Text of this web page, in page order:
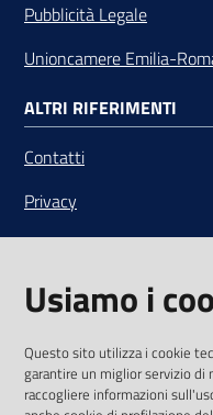
Pubblicità Legale
Unioncamere Emilia-
ALTRI RIFERIMENTI
Contatti
Privacy
Note legali
Media Policy
SEGUICI SU
Usiamo i
Questo sito utilizza i cookie
garantire un miglior servizio di
raccogliere informazioni